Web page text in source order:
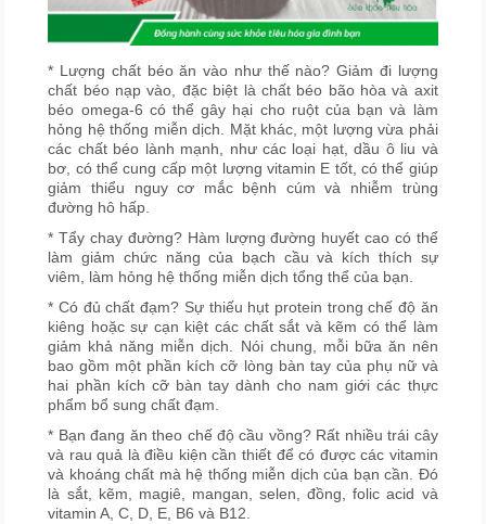
* Lượng chất béo ăn vào như thế nào? Giảm đi lượng
chất béo nạp vào, đặc biệt là chất béo bão hòa và axit
béo omega-6 có thể gây hại cho ruột của bạn và làm
hỏng hệ thống miễn dịch. Mặt khác, một lượng vừa phải
các chất béo lành mạnh, như các loại hạt, dầu ô liu và
bơ, có thể cung cấp một lượng vitamin E tốt, có thể giúp
giảm thiểu nguy cơ mắc bệnh cúm và nhiễm trùng
đường hô hấp.
* Tẩy chay đường? Hàm lượng đường huyết cao có thể
làm giảm chức năng của bạch cầu và kích thích sự
viêm, làm hỏng hệ thống miễn dịch tổng thể của bạn.
* Có đủ chất đạm? Sự thiếu hụt protein trong chế độ ăn
kiêng hoặc sự cạn kiệt các chất sắt và kẽm có thể làm
giảm khả năng miễn dịch. Nói chung, mỗi bữa ăn nên
bao gồm một phần kích cỡ lòng bàn tay của phụ nữ và
hai phần kích cỡ bàn tay dành cho nam giới các thực
phẩm bổ sung chất đạm.
* Bạn đang ăn theo chế độ cầu vồng? Rất nhiều trái cây
và rau quả là điều kiện cần thiết để có được các vitamin
và khoáng chất mà hệ thống miễn dịch của bạn cần. Đó
là sắt, kẽm, magiê, mangan, selen, đồng, folic acid và
vitamin A, C, D, E, B6 và B12.